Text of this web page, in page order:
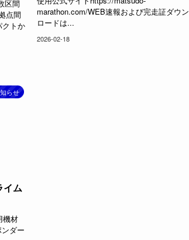
区間
点間
クトか
marathon.com/WEB速報および完走証ダウン
ロードは...
2026-02-18
らせ
イム
機材
ダー